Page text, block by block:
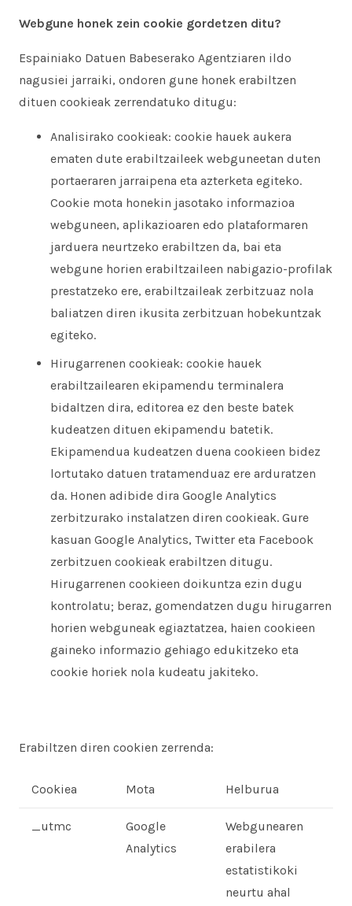
Webgune honek zein cookie gordetzen ditu?
Espainiako Datuen Babeserako Agentziaren ildo
nagusiei jarraiki, ondoren gune honek erabiltzen
dituen cookieak zerrendatuko ditugu:
Analisirako cookieak: cookie hauek aukera
ematen dute erabiltzaileek webguneetan duten
portaeraren jarraipena eta azterketa egiteko.
Cookie mota honekin jasotako informazioa
webguneen, aplikazioaren edo plataformaren
jarduera neurtzeko erabiltzen da, bai eta
webgune horien erabiltzaileen nabigazio-profilak
prestatzeko ere, erabiltzaileak zerbitzuaz nola
baliatzen diren ikusita zerbitzuan hobekuntzak
egiteko.
Hirugarrenen cookieak: cookie hauek
erabiltzailearen ekipamendu terminalera
bidaltzen dira, editorea ez den beste batek
kudeatzen dituen ekipamendu batetik.
Ekipamendua kudeatzen duena cookieen bidez
lortutako datuen tratamenduaz ere arduratzen
da. Honen adibide dira Google Analytics
zerbitzurako instalatzen diren cookieak. Gure
kasuan Google Analytics, Twitter eta Facebook
zerbitzuen cookieak erabiltzen ditugu.
Hirugarrenen cookieen doikuntza ezin dugu
kontrolatu; beraz, gomendatzen dugu hirugarren
horien webguneak egiaztatzea, haien cookieen
gaineko informazio gehiago edukitzeko eta
cookie horiek nola kudeatu jakiteko.
Erabiltzen diren cookien zerrenda:
Cookiea Mota Helburua
_utmc
Google
Analytics
Webgunearen
erabilera
estatistikoki
neurtu ahal